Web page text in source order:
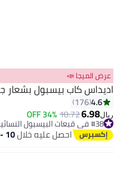
11
عرض الميجا 📣
اديداس كاب بيسبول بشعار
4.6
176
ريال6.98
10.72
34% OFF
#38 في قبعات البيسبول النسائية
أقل سعر في 7 يوم
#38 في قبعات البيسبول النسائية
احصل عليه خلال10 - 11 اغسطس